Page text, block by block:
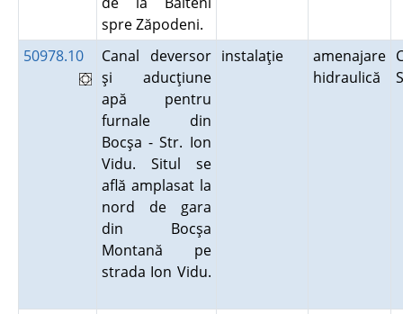
spre Zăpodeni.
50978.10
Canal deversor
şi aducţiune
apă pentru
furnale din
Bocşa - Str. Ion
Vidu. Situl se
află amplasat la
nord de gara
din Bocşa
Montană pe
strada Ion Vidu.
instalaţie
amenajare
hidraulică